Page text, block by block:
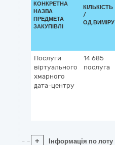
КОНКРЕТНА
НАЗВА
ПРЕДМЕТА
ЗАКУПІВЛІ
КІЛЬКІСТЬ
/
ОД.ВИМІРУ
Послуги
віртуального
хмарного
дата-центру
14 685
послуга
+ Інформація по лоту